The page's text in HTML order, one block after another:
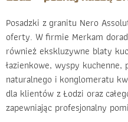
Posadzki z granitu Nero
oferty. W firmie Merkam
również ekskluzywne blaty
łazienkowe, wyspy
naturalnego i konglomeratu
dla klientów z Łodzi oraz
zapewniając profesjonalny